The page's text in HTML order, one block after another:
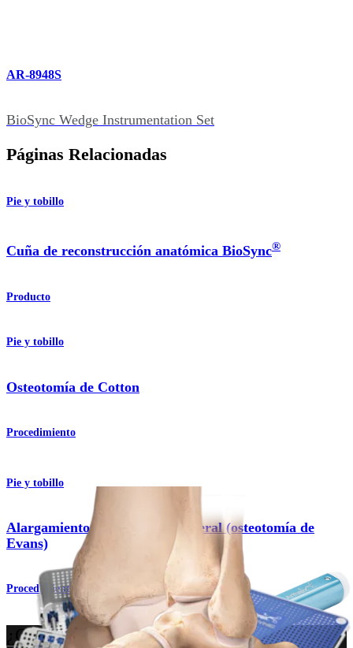
AR-8948S
BioSync Wedge Instrumentation Set
Páginas Relacionadas
Pie y tobillo
Cuña de reconstrucción anatómica BioSync®
Producto
Pie y tobillo
Osteotomía de Cotton
Procedimiento
Pie y tobillo
Alargamiento de la columna lateral (osteotomía de
Evans)
Procedimiento
¿Cómo podemos ayudarlo?